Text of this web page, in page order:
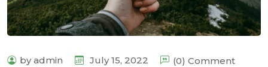
by admin July 15, 2022 (0) Comment